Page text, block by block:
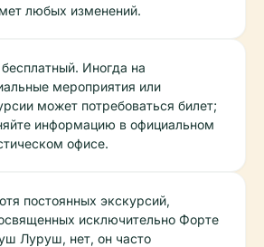
любых изменений.
Иногда на
мероприятия или
может потребоваться билет;
информацию в официальном
офисе.
постоянных экскурсий,
исключительно Форте
Луруш, нет, он часто